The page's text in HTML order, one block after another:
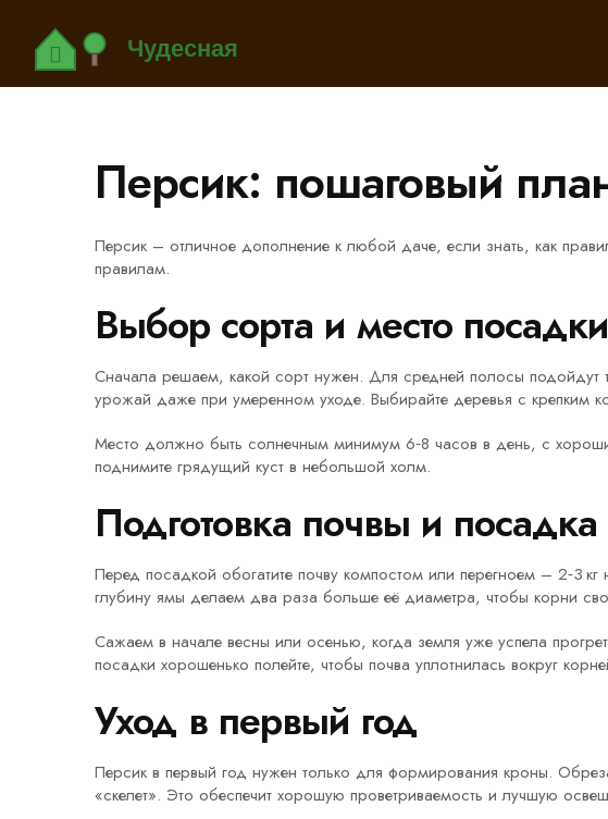
Персик: пошаговый
Персик – отличное дополнение к любой даче, если знать, как
правилам.
Выбор сорта и место посадки
Сначала решаем, какой сорт нужен. Для средней полосы
урожай даже при умеренном уходе. Выбирайте деревья с крепким
Место должно быть солнечным минимум 6‑8 часов в день, с
поднимите грядущий куст в небольшой холм.
Подготовка почвы и посадка
Перед посадкой обогатите почву компостом или перегноем – 2‑3
глубину ямы делаем два раза больше её диаметра, чтобы корни
Сажаем в начале весны или осенью, когда земля уже успела
посадки хорошенько полейте, чтобы почва уплотнилась вокруг
Уход в первый год
Персик в первый год нужен только для формирования кроны.
«скелет». Это обеспечит хорошую проветриваемость и лучшую